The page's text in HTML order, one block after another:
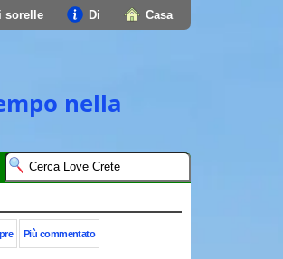
Casa
Di
sorelle
nella
Più commentato